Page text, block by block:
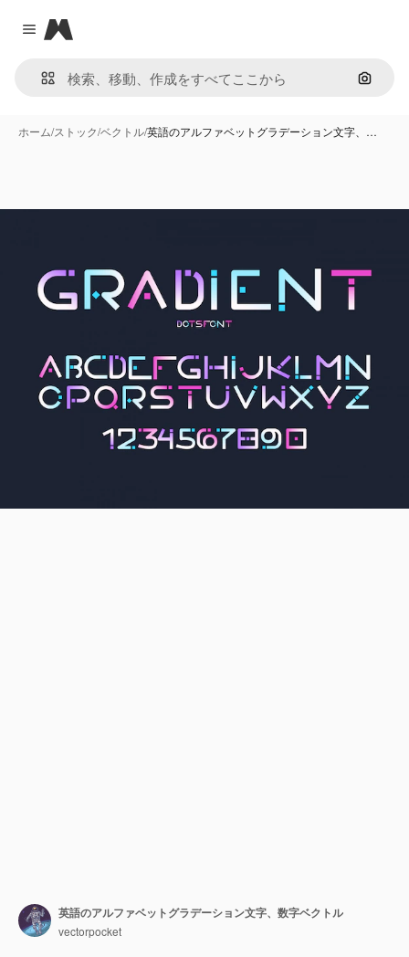
Close menu
Magnific
画像で
ホーム/ストック/ベクトル/英語のアルファベットグラデーション文字、…
英語のアルファベットグラデーション文字、数字ベクトル
vectorpocket